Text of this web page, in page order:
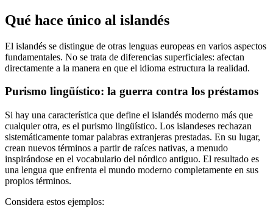
Qué hace único al islandés
El islandés se distingue de otras lenguas europeas en varios aspectos
fundamentales. No se trata de diferencias superficiales: afectan
directamente a la manera en que el idioma estructura la realidad.
Purismo lingüístico: la guerra contra los préstamos
Si hay una característica que define el islandés moderno más que
cualquier otra, es el purismo lingüístico. Los islandeses rechazan
sistemáticamente tomar palabras extranjeras prestadas. En su lugar,
crean nuevos términos a partir de raíces nativas, a menudo
inspirándose en el vocabulario del nórdico antiguo. El resultado es
una lengua que enfrenta el mundo moderno completamente en sus
propios términos.
Considera estos ejemplos: